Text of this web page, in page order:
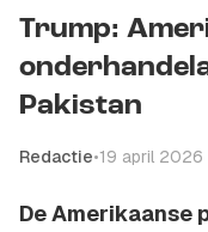
Trump:
Pakistan
Redactie•19 april 2026
De Amerikaanse